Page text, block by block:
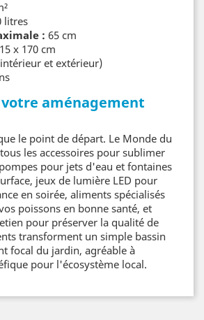
litres
: 65 cm
x 170 cm
et extérieur)
aménagement
le point de départ. Le Monde du
les accessoires pour sublimer
pour jets d'eau et fontaines
jeux de lumière LED pour
en soirée, aliments spécialisés
poissons en bonne santé, et
pour préserver la qualité de
transforment un simple bassin
focal du jardin, agréable à
pour l'écosystème local.